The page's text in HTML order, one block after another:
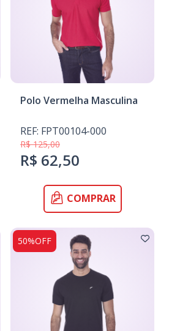
Polo Vermelha Masculina
REF: FPT00104-000
R$ 125,00
R$ 62,50
COMPRAR
50%OFF